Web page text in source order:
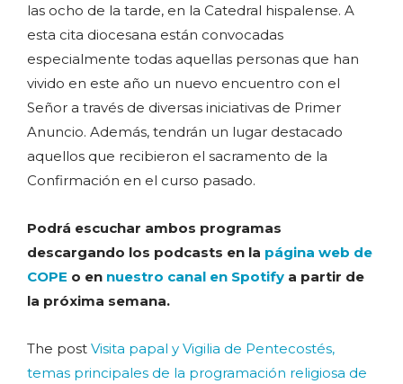
las ocho de la tarde, en la Catedral hispalense. A
esta cita diocesana están convocadas
especialmente todas aquellas personas que han
vivido en este año un nuevo encuentro con el
Señor a través de diversas iniciativas de Primer
Anuncio. Además, tendrán un lugar destacado
aquellos que recibieron el sacramento de la
Confirmación en el curso pasado.
Podrá escuchar ambos programas
descargando los podcasts en la página web de
COPE o en nuestro canal en Spotify a partir de
la próxima semana.
The post Visita papal y Vigilia de Pentecostés,
temas principales de la programación religiosa de